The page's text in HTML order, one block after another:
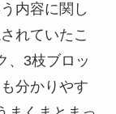
内容に関し
れていたこ
、3枝ブロッ
分かりやす